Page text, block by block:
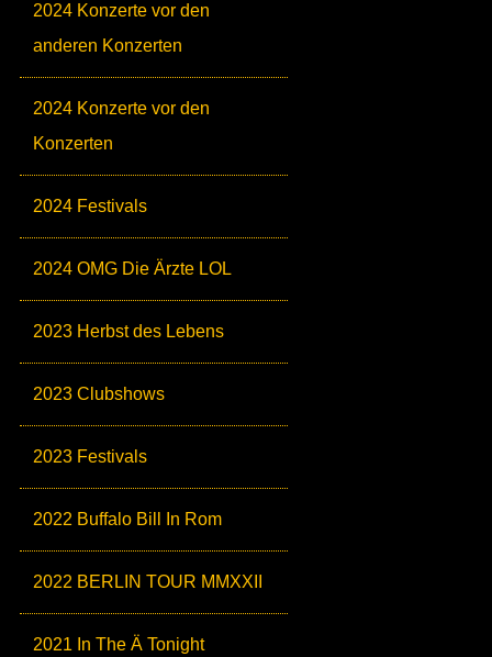
2024 Konzerte vor den
anderen Konzerten
2024 Konzerte vor den
Konzerten
2024 Festivals
2024 OMG Die Ärzte LOL
2023 Herbst des Lebens
2023 Clubshows
2023 Festivals
2022 Buffalo Bill In Rom
2022 BERLIN TOUR MMXXII
2021 In The Ä Tonight